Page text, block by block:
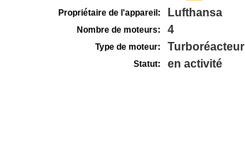
Propriétaire de l'appareil: Lufthansa
Nombre de moteurs: 4
Type de moteur: Turboréacteur
Statut: en activité